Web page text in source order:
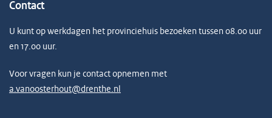
Contact
U kunt op werkdagen het provinciehuis bezoeken tussen 08.00 uur
en 17.00 uur.
Voor vragen kun je contact opnemen met
a.vanoosterhout@drenthe.nl